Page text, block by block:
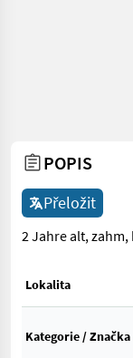
POPIS
Přeložit
2 Jahre alt,
Lokalita
Kategorie / Značka